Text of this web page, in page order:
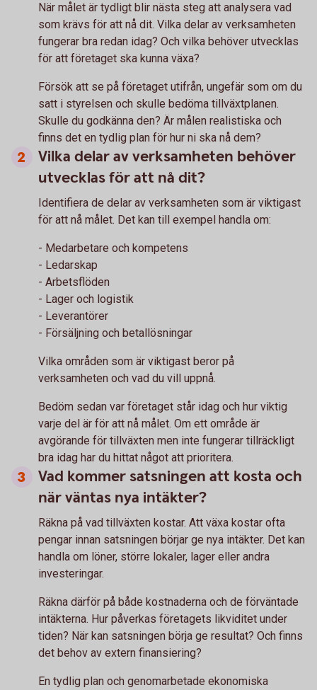
När målet är tydligt blir nästa steg att analysera vad
som krävs för att nå dit. Vilka delar av verksamheten
fungerar bra redan idag? Och vilka behöver utvecklas
för att företaget ska kunna växa?
Försök att se på företaget utifrån, ungefär som om du
satt i styrelsen och skulle bedöma tillväxtplanen.
Skulle du godkänna den? Är målen realistiska och
finns det en tydlig plan för hur ni ska nå dem?
Vilka delar av verksamheten behöver
utvecklas för att nå dit?
Identifiera de delar av verksamheten som är viktigast
för att nå målet. Det kan till exempel handla om:
- Medarbetare och kompetens
- Ledarskap
- Arbetsflöden
- Lager och logistik
- Leverantörer
- Försäljning och betallösningar
Vilka områden som är viktigast beror på
verksamheten och vad du vill uppnå.
Bedöm sedan var företaget står idag och hur viktig
varje del är för att nå målet. Om ett område är
avgörande för tillväxten men inte fungerar tillräckligt
bra idag har du hittat något att prioritera.
Vad kommer satsningen att kosta och
när väntas nya intäkter?
Räkna på vad tillväxten kostar. Att växa kostar ofta
pengar innan satsningen börjar ge nya intäkter. Det kan
handla om löner, större lokaler, lager eller andra
investeringar.
Räkna därför på både kostnaderna och de förväntade
intäkterna. Hur påverkas företagets likviditet under
tiden? När kan satsningen börja ge resultat? Och finns
det behov av extern finansiering?
En tydlig plan och genomarbetade ekonomiska